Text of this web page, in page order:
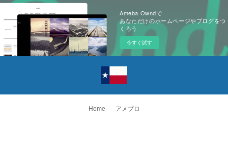
Ameba Owndで
あなただけのホームページやブログをつ
くろう
今すぐ試す
Home アメブロ